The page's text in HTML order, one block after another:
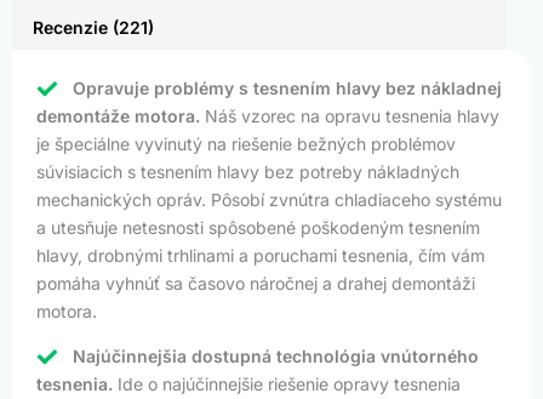
Recenzie (221)
Opravuje problémy s tesnením hlavy bez nákladnej
demontáže motora. Náš vzorec na opravu tesnenia hlavy
je špeciálne vyvinutý na riešenie bežných problémov
súvisiacich s tesnením hlavy bez potreby nákladných
mechanických opráv. Pôsobí zvnútra chladiaceho systému
a utesňuje netesnosti spôsobené poškodeným tesnením
hlavy, drobnými trhlinami a poruchami tesnenia, čím vám
pomáha vyhnúť sa časovo náročnej a drahej demontáži
motora.
Najúčinnejšia dostupná technológia vnútorného
tesnenia. Ide o najúčinnejšie riešenie opravy tesnenia